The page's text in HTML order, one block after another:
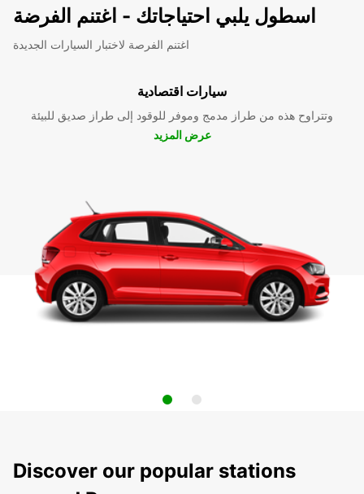
اسطول يلبي احتياجاتك - اغتنم الفرضة
اغتنم الفرصة لاختبار السيارات الجديدة
سيارات اقتصادية
وتتراوح هذه من طراز مدمج وموفر للوقود إلى طراز صديق للبيئة
عرض المزيد
Discover our popular stations